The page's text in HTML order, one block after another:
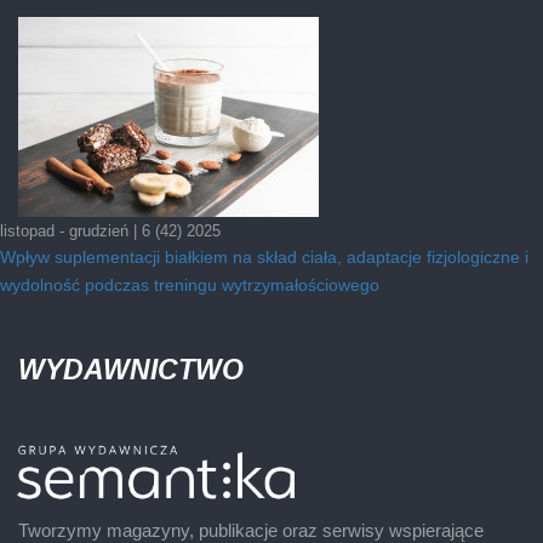
listopad - grudzień | 6 (42) 2025
Wpływ suplementacji białkiem na skład ciała, adaptacje fizjologiczne i
wydolność podczas treningu wytrzymałościowego
WYDAWNICTWO
Tworzymy magazyny, publikacje oraz serwisy wspierające